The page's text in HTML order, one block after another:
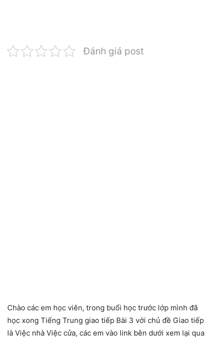
Đánh giá post
Chào các em học viên, trong buổi học trước lớp mình đã
học xong Tiếng Trung giao tiếp Bài 3 với chủ đề Giao tiếp
là Việc nhà Việc cửa, các em vào link bên dưới xem lại qua